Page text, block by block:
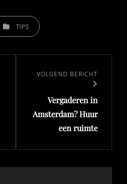
TIPS
Volgend
VOLGEND BERICHT
Vergaderen in
Amsterdam? Huur
een ruimte